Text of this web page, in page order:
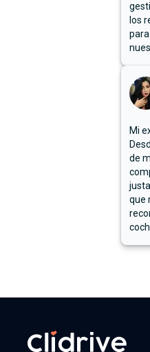
los
Mi
de
que